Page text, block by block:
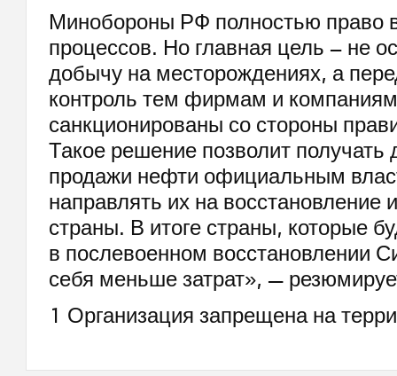
Минобороны РФ полностью право
процессов. Но главная цель – не
добычу на месторождениях, а
контроль тем фирмам и
санкционированы со стороны
Такое решение позволит получать
продажи нефти официальным
направлять их на восстановление
страны. В итоге страны, которые
в послевоенном восстановлении
себя меньше затрат», —
1 Организация запрещена на